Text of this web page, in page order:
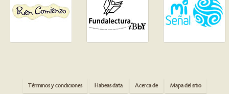
Términos y condiciones Habeas data Acerca de Mapa del sitio